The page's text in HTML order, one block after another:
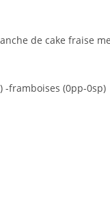
de cake fraise
-framboises (0pp-0sp)